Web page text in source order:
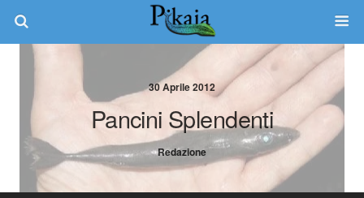
30 Aprile 2012
Pancini Splendenti
Redazione